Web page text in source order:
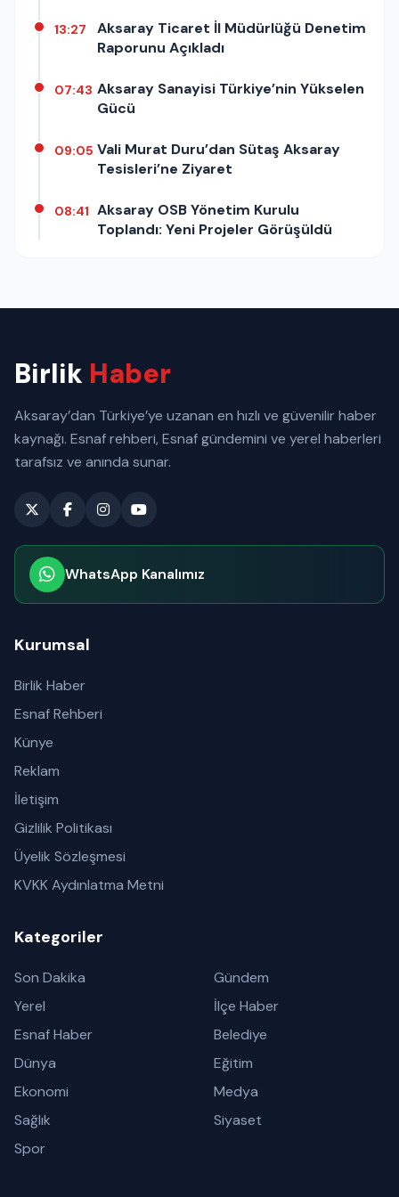
13:27
Aksaray Ticaret İl Müdürlüğü Denetim
Raporunu Açıkladı
07:43 Aksaray Sanayisi Türkiye’nin Yükselen
Gücü
09:05 Vali Murat Duru’dan Sütaş Aksaray
Tesisleri’ne Ziyaret
08:41 Aksaray OSB Yönetim Kurulu
Toplandı: Yeni Projeler Görüşüldü
Birlik Haber
Aksaray’dan Türkiye’ye uzanan en hızlı ve güvenilir haber
kaynağı. Esnaf rehberi, Esnaf gündemini ve yerel haberleri
tarafsız ve anında sunar.
WhatsApp Kanalımız
Kurumsal
Birlik Haber
Esnaf Rehberi
Künye
Reklam
İletişim
Gizlilik Politikası
Üyelik Sözleşmesi
KVKK Aydınlatma Metni
Kategoriler
Son Dakika
Gündem
Yerel
İlçe Haber
Esnaf Haber
Belediye
Dünya
Eğitim
Ekonomi
Medya
Sağlık
Siyaset
Spor